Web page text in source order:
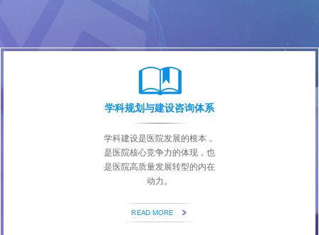
学科规划与建设咨询体系
学科建设是医院发展的根本，
是医院核心竞争力的体现，也
是医院高质量发展转型的内在
动力。
READ MORE